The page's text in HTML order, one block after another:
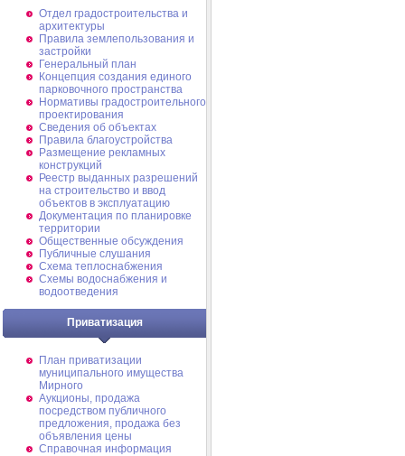
Отдел градостроительства и
архитектуры
Правила землепользования и
застройки
Генеральный план
Концепция создания единого
парковочного пространства
Нормативы градостроительного
проектирования
Сведения об объектах
Правила благоустройства
Размещение рекламных
конструкций
Реестр выданных разрешений
на строительство и ввод
объектов в эксплуатацию
Документация по планировке
территории
Общественные обсуждения
Публичные слушания
Схема теплоснабжения
Схемы водоснабжения и
водоотведения
Приватизация
План приватизации
муниципального имущества
Мирного
Аукционы, продажа
посредством публичного
предложения, продажа без
объявления цены
Справочная информация